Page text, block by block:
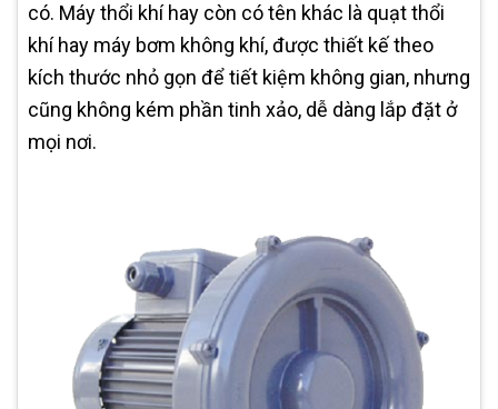
có. Máy thổi khí hay còn có tên khác là quạt thổi
khí hay máy bơm không khí, được thiết kế theo
kích thước nhỏ gọn để tiết kiệm không gian, nhưng
cũng không kém phần tinh xảo, dễ dàng lắp đặt ở
mọi nơi.